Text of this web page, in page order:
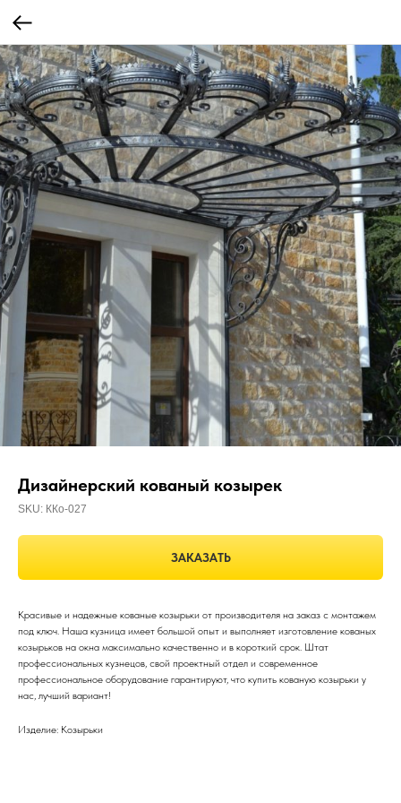
Дизайнерский кованый козырек
SKU: ККо-027
ЗАКАЗАТЬ
Красивые и надежные кованые козырьки от производителя на заказ с монтажем
под ключ. Наша кузница имеет большой опыт и выполняет изготовление кованых
козырьков на окна максимально качественно и в короткий срок. Штат
профессиональных кузнецов, свой проектный отдел и современное
профессиональное оборудование гарантируют, что купить кованую козырьки у
нас, лучший вариант!
Изделие: Козырьки